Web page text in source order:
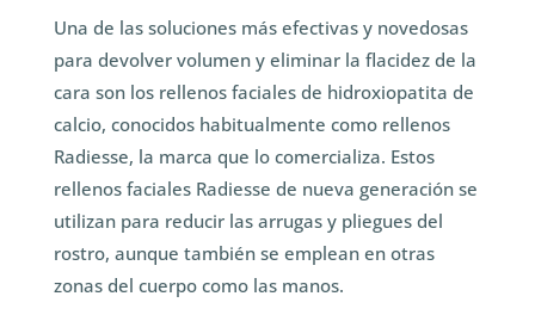
Una de las soluciones más efectivas y novedosas
para devolver volumen y eliminar la flacidez de la
cara son los rellenos faciales de hidroxiopatita de
calcio, conocidos habitualmente como rellenos
Radiesse, la marca que lo comercializa. Estos
rellenos faciales Radiesse de nueva generación se
utilizan para reducir las arrugas y pliegues del
rostro, aunque también se emplean en otras
zonas del cuerpo como las manos.